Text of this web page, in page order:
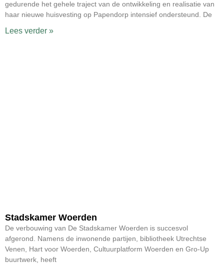
gedurende het gehele traject van de ontwikkeling en realisatie van
haar nieuwe huisvesting op Papendorp intensief ondersteund. De
Lees verder »
Stadskamer Woerden
De verbouwing van De Stadskamer Woerden is succesvol
afgerond. Namens de inwonende partijen, bibliotheek Utrechtse
Venen, Hart voor Woerden, Cultuurplatform Woerden en Gro-Up
buurtwerk, heeft